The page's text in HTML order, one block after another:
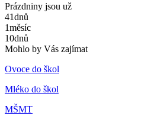
Prázdniny jsou už
41dnů
1měsíc
10dnů
Mohlo by Vás zajímat
Ovoce do škol
Mléko do škol
MŠMT